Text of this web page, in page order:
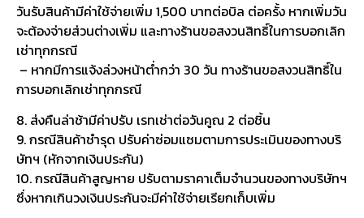
วันรับสินค้ามีค่าใช้จ่ายเพิ่ม 1,500 บาทต่อบิล ต่อครั้ง หากเพิ่มวัน
จะต้องจ่ายส่วนต่างเพิ่ม และทางร้านขอสงวนสิทธิ์ในการบอกเลิก
เช่าทุกกรณี
– หากมีการแจ้งล่วงหน้าต่ำกว่า 30 วัน ทางร้านขอสงวนสิทธิ์ใน
การบอกเลิกเช่าทุกกรณี
8. ส่งคืนล่าช้ามีค่าปรับ เรทเช่าต่อวันคูณ 2 ต่อชิ้น
9. กรณีสินค้าชำรุด ปรับค่าซ่อมแซมตามการประเมินของทางบริ
ษัทฯ (หักจากเงินประกัน)
10. กรณีสินค้าสูญหาย ปรับตามราคาเต็มจำนวนของทางบริษัทฯ
ซึ่งหากเกินวงเงินประกันจะมีค่าใช้จ่ายเรียกเก็บเพิ่ม